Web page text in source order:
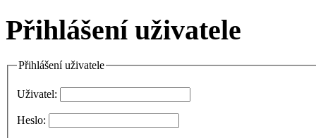
Přihlášení uživatele
Přihlášení uživatele
Uživatel:
Heslo: